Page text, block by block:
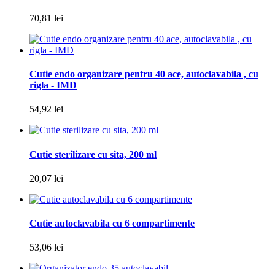
70,81 lei
Cutie endo organizare pentru 40 ace, autoclavabila , cu
rigla - IMD
54,92 lei
Cutie sterilizare cu sita, 200 ml
20,07 lei
Cutie autoclavabila cu 6 compartimente
53,06 lei